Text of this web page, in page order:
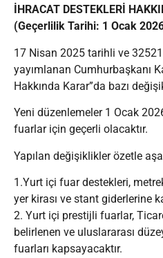
İHRACAT DESTEKLERİ
(Geçerlilik Tarihi: 1 Ocak
17 Nisan 2025 tarihli ve 32521
yayımlanan Cumhurbaşkanı
Hakkında Karar”da bazı
Yeni düzenlemeler 1 Ocak
fuarlar için geçerli olacaktır.
Yapılan değişiklikler özetle
1.Yurt içi fuar destekleri,
yer kirası ve stant giderlerine
2. Yurt içi prestijli fuarlar,
belirlenen ve uluslararası
fuarları kapsayacaktır.